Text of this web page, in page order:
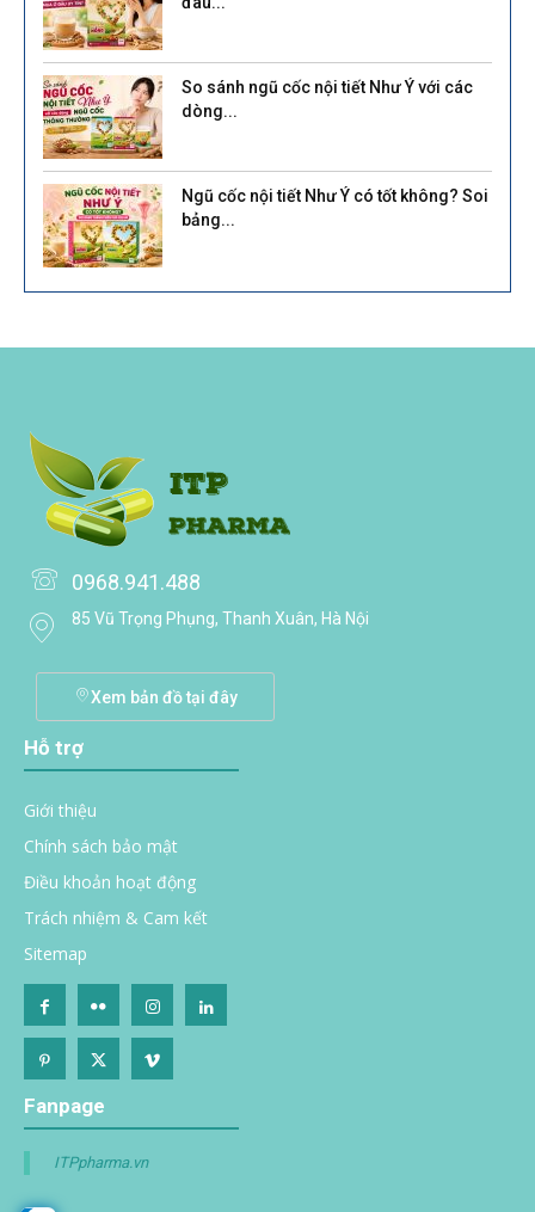
So sánh ngũ cốc nội tiết Như Ý với các
dòng...
Ngũ cốc nội tiết Như Ý có tốt không? Soi
bảng...
0968.941.488
85 Vũ Trọng Phụng, Thanh Xuân, Hà Nội
Xem bản đồ tại đây
Hỗ trợ
Giới thiệu
Chính sách bảo mật
Điều khoản hoạt động
Trách nhiệm & Cam kết
Sitemap
Fanpage
ITPpharma.vn